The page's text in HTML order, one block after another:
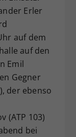
Erler
auf dem
auf den
Emil
Gegner
der ebenso
(ATP 103)
bei
Consent-
eine
die
Ihrer
eingestellt